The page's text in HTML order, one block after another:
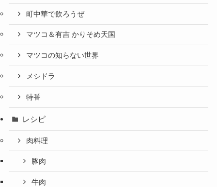
町中華で飲ろうぜ
マツコ＆有吉 かりそめ天国
マツコの知らない世界
メシドラ
特番
レシピ
肉料理
豚肉
牛肉